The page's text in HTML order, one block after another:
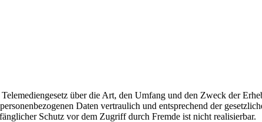
über die Art, den Umfang und den Zweck der
Daten vertraulich und entsprechend der
Schutz vor dem Zugriff durch Fremde ist nicht realisierbar.